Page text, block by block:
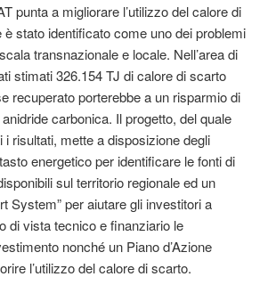
punta a migliorare l’utilizzo del calore di
stato identificato come uno dei problemi
transnazionale e locale. Nell’area di
stimati 326.154 TJ di calore di scarto
recuperato porterebbe a un risparmio di
carbonica. Il progetto, del quale
i risultati, mette a disposizione degli
energetico per identificare le fonti di
sul territorio regionale ed un
System” per aiutare gli investitori a
di vista tecnico e finanziario le
nonché un Piano d’Azione
l’utilizzo del calore di scarto.